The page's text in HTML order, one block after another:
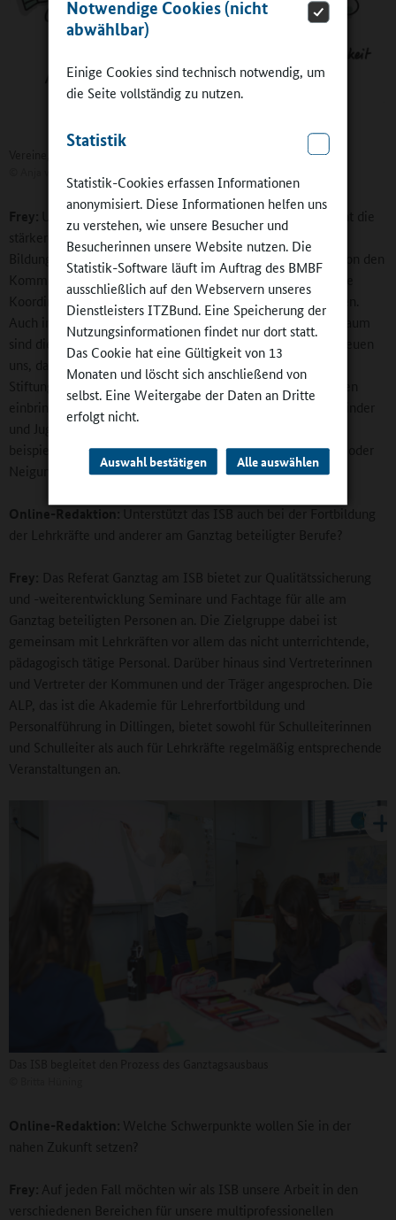
Notwendige Cookies (nicht
abwählbar)
Einige Cookies sind technisch notwendig, um
die Seite vollständig zu nutzen.
Statistik
Statistik-Cookies erfassen Informationen
anonymisiert. Diese Informationen helfen uns
zu verstehen, wie unsere Besucher und
Besucherinnen unsere Website nutzen. Die
Statistik-Software läuft im Auftrag des BMBF
ausschließlich auf den Webservern unseres
Dienstleisters ITZBund. Eine Speicherung der
Nutzungsinformationen findet nur dort statt.
Das Cookie hat eine Gültigkeit von 13
Monaten und löscht sich anschließend von
selbst. Eine Weitergabe der Daten an Dritte
erfolgt nicht.
Auswahl bestätigen Alle auswählen
Vereine, Verbände und Stiftungen engagieren sich im Ganztag
Frey:
Unser Konzept der Bayerischen Bildungsregionen sieht die
stärkere Verzahnung von Schulen und außerschulischen
Bildungsträgern vor. Diese Vernetzungsstrukturen können von den
Kommunen bei der gemeinsamen Planung beziehungsweise
Koordinierung des Ganztagsangebots vor Ort genutzt werden.
Auch im Hinblick auf die Öffnung der Schule in den Sozialraum
sind diese Netzwerke der Bildungsregionen wertvoll. Wir freuen
uns, dass viele externe Partner, wie Vereine, Verbände und
Stiftungen sich gerne bei der Gestaltung der Ganztagsschulen
einbringen und sich dort vielfältig engagieren. So können Kinder
und Jugendliche im Ganztag mit deren Unterstützung
beispielsweise an Hobbys herangeführt und ihre Interessen oder
Neigungen schon frühzeitig entwickelt werden.
Online-Redaktion:
Unterstützt das ISB auch bei der Fortbildung
der Lehrkräfte und anderer am Ganztag beteiligter Berufe?
Frey: Das Referat Ganztag am ISB bietet zur Qualitätssicherung
und -weiterentwicklung Seminare und Fachtage für alle am
Ganztag beteiligten Personen an. Die Zielgruppe dabei ist
gemeinsam mit Lehrkräften vor allem das nicht unterrichtende,
pädagogisch tätige Personal. Darüber hinaus sind Vertreterinnen
und Vertreter der Kommunen und der Träger angesprochen. Die
ALP, das ist die Akademie für Lehrerfortbildung und
Personalführung in Dillingen, bietet sowohl für Schulleiterinnen
und Schulleiter als auch für Lehrkräfte regelmäßig entsprechende
Veranstaltungen an.
Online-Redaktion: Welche Schwerpunkte wollen Sie in der
nahen Zukunft setzen?
Frey: Auf jeden Fall möchten wir als ISB unsere Arbeit in den
verschiedenen Bereichen für unsere multiprofessionellen